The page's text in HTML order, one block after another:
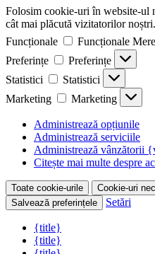
Folosim cookie-uri în website-ul
cât mai plăcută vizitatorilor noștri.
Funcționale
Funcționale
Preferințe
Preferințe
Statistici
Statistici
Marketing
Marketing
Administrează opțiunile
Administrează serviciile
Administrează vânzătorii
Citește mai multe despre
Toate cookie-urile Cookie-uri
Salvează preferințele
Setări
{title}
{title}